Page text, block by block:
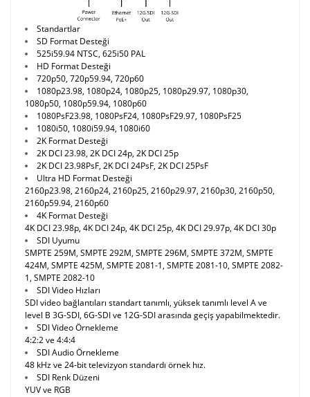
Standartlar
SD Format Desteği
525i59.94 NTSC, 625i50 PAL
HD Format Desteği
720p50, 720p59.94, 720p60
1080p23.98, 1080p24, 1080p25, 1080p29.97, 1080p30,
1080p50, 1080p59.94, 1080p60
1080PsF23.98, 1080PsF24, 1080PsF29.97, 1080PsF25
1080i50, 1080i59.94, 1080i60
2K Format Desteği
2K DCI 23.98, 2K DCI 24p, 2K DCI 25p
2K DCI 23.98PsF, 2K DCI 24PsF, 2K DCI 25PsF
Ultra HD Format Desteği
2160p23.98, 2160p24, 2160p25, 2160p29.97, 2160p30, 2160p50,
2160p59.94, 2160p60
4K Format Desteği
4K DCI 23.98p, 4K DCI 24p, 4K DCI 25p, 4K DCI 29.97p, 4K DCI 30p
SDI Uyumu
SMPTE 259M, SMPTE 292M, SMPTE 296M, SMPTE 372M, SMPTE
424M, SMPTE 425M, SMPTE 2081-1, SMPTE 2081-10, SMPTE 2082-
1, SMPTE 2082-10
SDI Video Hızları
SDI video bağlantıları standart tanımlı, yüksek tanımlı level A ve
level B 3G-SDI, 6G-SDI ve 12G-SDI arasında geçiş yapabilmektedir.
SDI Video Örnekleme
4:2:2 ve 4:4:4
SDI Audio Örnekleme
48 kHz ve 24-bit televizyon standardı örnek hız.
SDI Renk Düzeni
YUV ve RGB